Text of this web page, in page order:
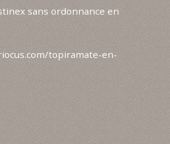
sans ordonnance en
topiramate-en-